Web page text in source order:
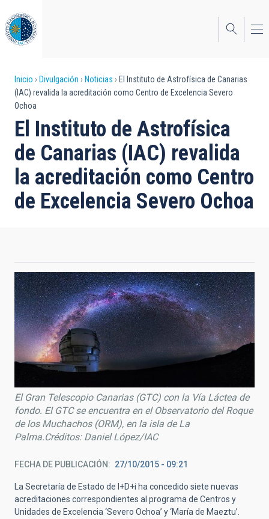
al
contenido
principal
Sobrescribir
enlaces
de
ayuda
a
la
navegación
Inicio Divulgación Noticias
El Instituto de Astrofísica de Canarias
(IAC) revalida la acreditación como Centro de Excelencia Severo
Ochoa
El Instituto de Astrofísica
de Canarias (IAC) revalida
la acreditación como Centro
de Excelencia Severo Ochoa
El Gran Telescopio Canarias (GTC) con la Vía Láctea de
fondo. El GTC se encuentra en el Observatorio del Roque
de los Muchachos (ORM), en la isla de La
Palma.Créditos: Daniel López/IAC
FECHA DE PUBLICACIÓN 27/10/2015 - 09:21
La Secretaría de Estado de I+D+i ha concedido siete nuevas
acreditaciones correspondientes al programa de Centros y
Unidades de Excelencia ‘Severo Ochoa’ y ‘María de Maeztu’.